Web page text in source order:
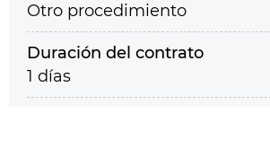
Otro procedimiento
Duración del contrato
1 días